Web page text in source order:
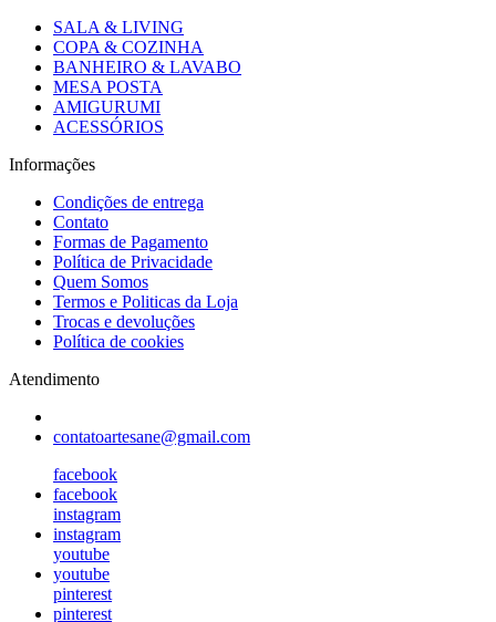
SALA & LIVING
COPA & COZINHA
BANHEIRO & LAVABO
MESA POSTA
AMIGURUMI
ACESSÓRIOS
Informações
Condições de entrega
Contato
Formas de Pagamento
Política de Privacidade
Quem Somos
Termos e Politicas da Loja
Trocas e devoluções
Política de cookies
Atendimento
contatoartesane@gmail.com
facebook
facebook
instagram
instagram
youtube
youtube
pinterest
pinterest